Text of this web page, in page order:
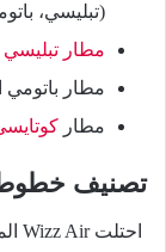
(تبليسي،
مطار تبليسي
مطار باتومي الدولي خدم
مطار
تصنيف خطوط
احتلتWizz Air